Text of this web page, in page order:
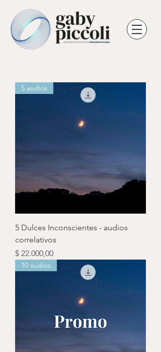
5 audios
5 Dulces Inconscientes - audios
correlativos
Precio
$ 22.000,00
10 audios